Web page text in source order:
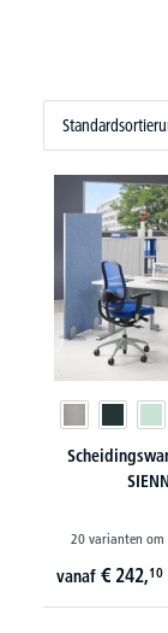
20 varianten om
vanaf € 242,10